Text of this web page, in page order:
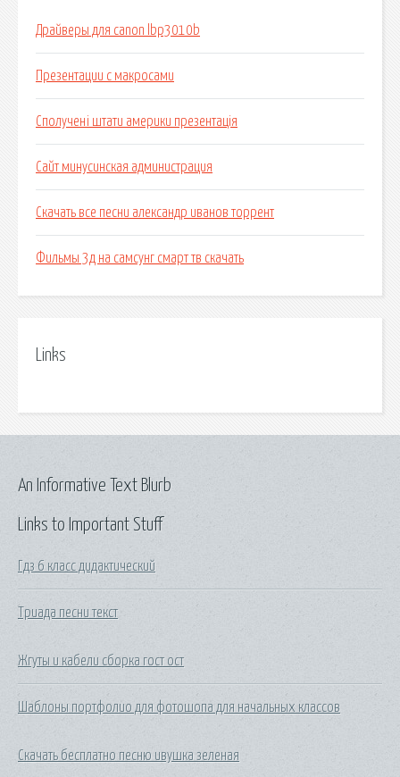
Драйверы для canon lbp3010b
Презентации с макросами
Сполучені штати америки презентація
Сайт минусинская администрация
Скачать все песни александр иванов торрент
Фильмы 3д на самсунг смарт тв скачать
Links
Links to Important Stuff
Гдз 6 класс дидактический
Триада песни текст
Жгуты и кабели сборка гост ост
Шаблоны портфолио для фотошопа для начальных классов
Скачать бесплатно песню ивушка зеленая
An Informative Text Blurb